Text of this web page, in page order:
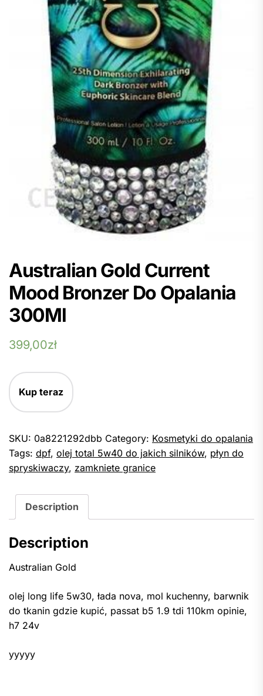
Australian Gold Current
Mood Bronzer Do Opalania
300Ml
399,00zł
Kup teraz
SKU: 0a8221292dbb Category: Kosmetyki do opalania
Tags: dpf, olej total 5w40 do jakich silników, płyn do
spryskiwaczy, zamkniete granice
Description
Description
Australian Gold
olej long life 5w30, łada nova, mol kuchenny, barwnik
do tkanin gdzie kupić, passat b5 1.9 tdi 110km opinie,
h7 24v
yyyyy